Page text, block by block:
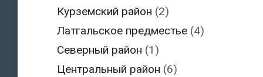
Курземский район (2)
Латгальское предместье (4)
Северный район (1)
Центральный район (6)